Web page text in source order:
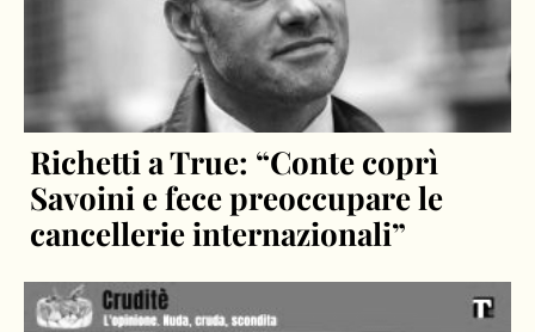
Richetti a True: “Conte coprì
Savoini e fece preoccupare le
cancellerie internazionali”